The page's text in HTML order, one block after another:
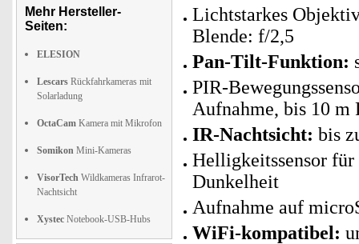
Mehr Hersteller-
Seiten:
ELESION
Lescars Rückfahrkameras mit
Solarladung
OctaCam Kamera mit Mikrofon
Somikon Mini-Kameras
VisorTech Wildkameras Infrarot-
Nachtsicht
Xystec Notebook-USB-Hubs
Lichtstarkes
Blende: f/2,5
Pan-Tilt-Funktion:
PIR-
Aufnahme, bis 10 m
IR-Nachtsicht: bis
Helligkeitssensor
Dunkelheit
Aufnahme auf
WiFi-kompatibel: